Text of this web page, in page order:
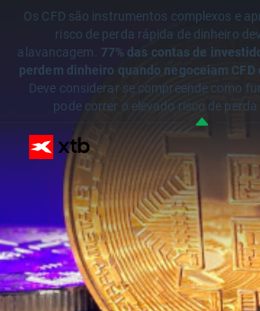
Os CFD são instrumentos complexos e
risco de perda rápida de dinheiro
alavancagem. 77% das contas de
perdem dinheiro quando negoceiam
Deve considerar se compreende como
pode correr o elevado risco de